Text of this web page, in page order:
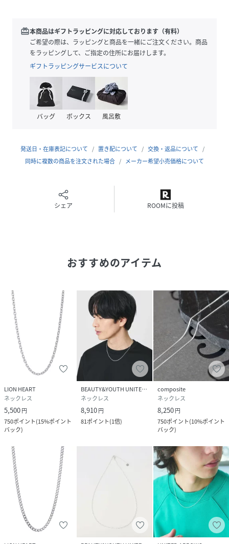
【スモールシルバーチェーンネックレス】
●お気に入りのペンダントトップを通して自由に楽しめる、
万能デザインのシルバーチェーン。
●チェーンのみで着けてもさりげない輝きを放ち、洗練され
た雰囲気に。
●なめらかなチェーンが首元に心地よくフィットし、デイリ
ーに着けたくなる着用感。
●記念日・誕生日・クリスマスなど、大切な人へのギフトと
しても喜ばれる一本です。
【刻印へのこだわり】
●すべてのアイテムに「ブランド刻印」「素材刻印」を施
【シルバー925（スターリングシルバー）】
●美しい光沢と上品な風合いが魅力。
●ジュエリー素材として長く愛され続ける理由は、その高い
品質と経年変化の楽しさ。
●ご使用後は柔らかい布で軽く拭き、定期的なお手入れで本
来の輝きをキープできます。
※硫化による黒ずみが出た際は、シルバー磨き等でお手入れ
ください。
※入浴・海水浴など、水場でのご使用はお控えください。
※いぶし加工部分には個体差がございます。
【BASIC（ベーシック）シリーズ】
LIONHEARTの原点ともいえるクラシックアイテムが揃う
トレンドに左右されず、長く愛用できるデザインが魅力。
【LIONHEART（ライオンハート）】
1996年に誕生したアクセサリーブランド。
ブランド名は英国王・リチャード1世「獅子心王
（TheLionHearted）」に由来。
情熱と信念を忘れず、変化を恐れず新たな価値観をシェアし
続けることをコンセプトに、
redeem本商品はギフトラッピングに対応しております（有料）
ご希望の際は、ラッピングと商品を一緒にご注文ください。商品
をラッピングして、ご指定の住所にお届けします。
ギフトラッピングサービスについて
バッグ ボックス 風呂敷
発送日・在庫表記について 置き配について
交換・返品について
同時に複数の商品を注文された場合
メーカー希望小売価格について
シェア ROOMに投稿
おすすめのアイテム
LION HEART
ネックレス
5,500円
750ポイント(15%ポイント
バック)
BEAUTY&YOUTH UNITED ARROWS
ネックレス
8,910円
81ポイント(1倍)
composite
ネックレス
8,250円
750ポイント(10%ポイント
バック)